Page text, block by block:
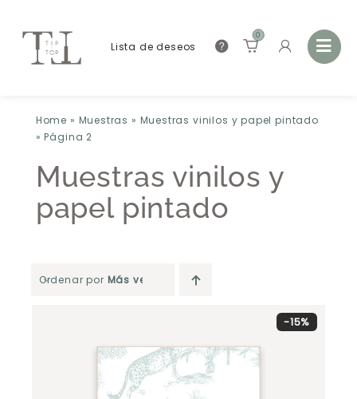
Lista de deseos
0
Home » Muestras » Muestras vinilos y papel pintado
»Página 2
Muestras vinilos y
papel pintado
Ordenar por Más vendido
-15%